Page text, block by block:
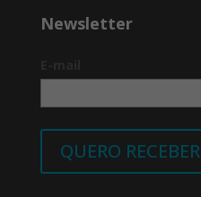
Newsletter
QUERO RECEBER